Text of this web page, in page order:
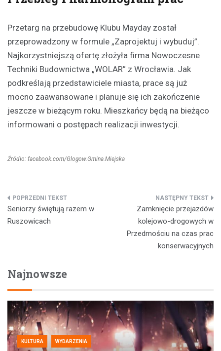
Przetarg na przebudowę Klubu Mayday został
przeprowadzony w formule „Zaprojektuj i wybuduj”.
Najkorzystniejszą ofertę złożyła firma Nowoczesne
Techniki Budownictwa „WOLAR” z Wrocławia. Jak
podkreślają przedstawiciele miasta, prace są już
mocno zaawansowane i planuje się ich zakończenie
jeszcze w bieżącym roku. Mieszkańcy będą na bieżąco
informowani o postępach realizacji inwestycji.
Źródło: facebook.com/Glogow.Gmina.Miejska
Nawigacja
wpisu
Seniorzy świętują razem w
Ruszowicach
Zamknięcie przejazdów
kolejowo-drogowych w
Przedmościu na czas prac
konserwacyjnych
Najnowsze
KULTURA WYDARZENIA